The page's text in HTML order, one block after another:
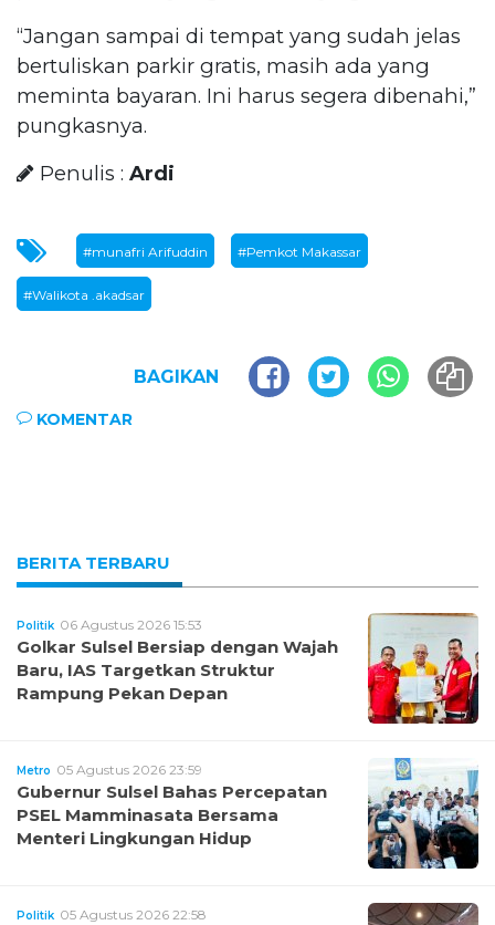
“Jangan sampai di tempat yang sudah jelas
bertuliskan parkir gratis, masih ada yang
meminta bayaran. Ini harus segera dibenahi,”
pungkasnya.
Penulis : Ardi
#munafri Arifuddin #Pemkot Makassar
#Walikota .akadsar
BAGIKAN
KOMENTAR
BERITA TERBARU
Politik 06 Agustus 2026 15:53
Golkar Sulsel Bersiap dengan Wajah
Baru, IAS Targetkan Struktur
Rampung Pekan Depan
Metro 05 Agustus 2026 23:59
Gubernur Sulsel Bahas Percepatan
PSEL Mamminasata Bersama
Menteri Lingkungan Hidup
Politik 05 Agustus 2026 22:58